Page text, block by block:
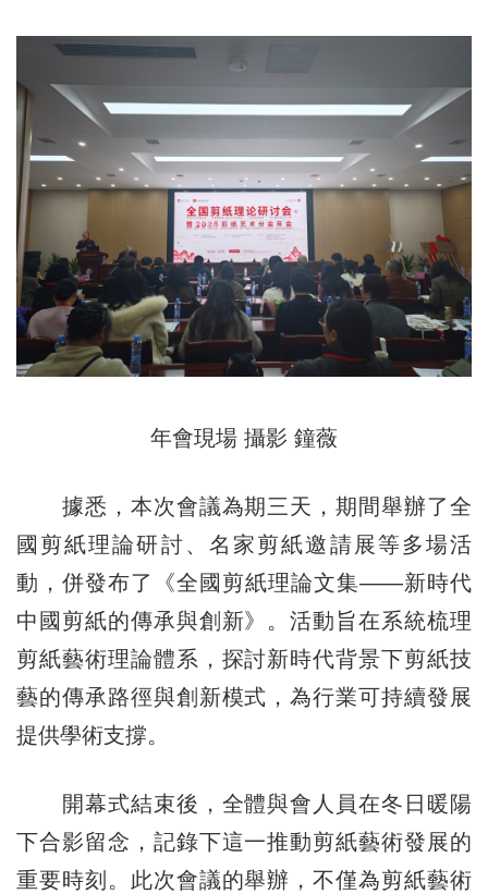
年會現場 攝影 鐘薇
據悉，本次會議為期三天，期間舉辦了全
國剪紙理論研討、名家剪紙邀請展等多場活
動，併發布了《全國剪紙理論文集——新時代
中國剪紙的傳承與創新》。活動旨在系統梳理
剪紙藝術理論體系，探討新時代背景下剪紙技
藝的傳承路徑與創新模式，為行業可持續發展
提供學術支撐。
開幕式結束後，全體與會人員在冬日暖陽
下合影留念，記錄下這一推動剪紙藝術發展的
重要時刻。此次會議的舉辦，不僅為剪紙藝術